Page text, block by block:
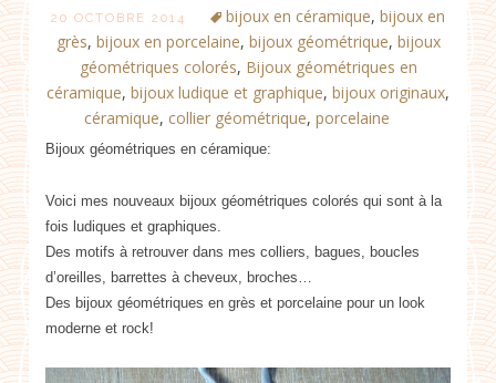
20 OCTOBRE 2014 bijoux en céramique, bijoux en
grès, bijoux en porcelaine, bijoux géométrique, bijoux
géométriques colorés, Bijoux géométriques en
céramique, bijoux ludique et graphique, bijoux originaux,
céramique, collier géométrique, porcelaine
Bijoux géométriques en céramique:
Voici mes nouveaux bijoux géométriques colorés qui sont à la
fois ludiques et graphiques.
Des motifs à retrouver dans mes colliers, bagues, boucles
d’oreilles, barrettes à cheveux, broches…
Des bijoux géométriques en grès et porcelaine pour un look
moderne et rock!